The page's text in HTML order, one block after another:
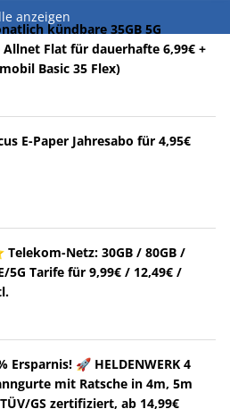
anzeigen
kündbare 35GB 5G
Allnet Flat für dauerhafte 6,99€ +
Basic 35 Flex)
E-Paper Jahresabo für 4,95€
Telekom-Netz: 30GB / 80GB /
5G Tarife für 9,99€ / 12,49€ /
Ersparnis! 🚀 HELDENWERK 4
mit Ratsche in 4m, 5m
GS zertifiziert, ab 14,99€